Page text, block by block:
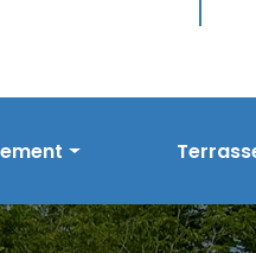
en assainissement